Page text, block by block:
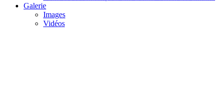
Galerie
Images
Vidéos